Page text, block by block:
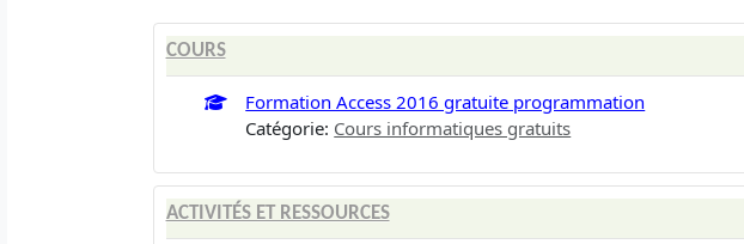
COURS
Formation Access 2016 gratuite programmation
Catégorie: Cours informatiques gratuits
ACTIVITÉS ET RESSOURCES